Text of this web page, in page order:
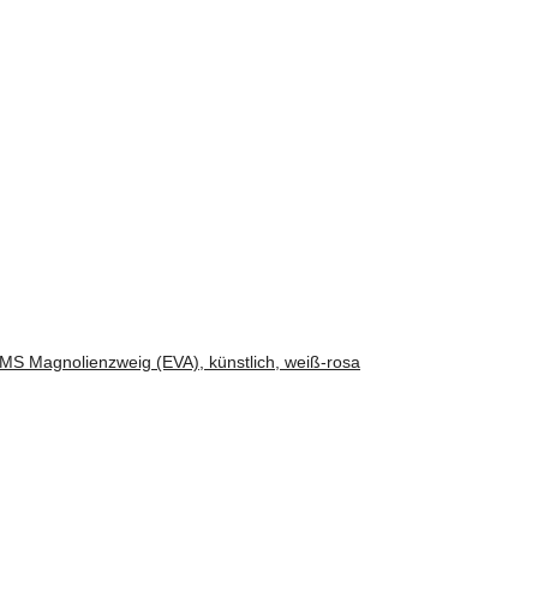
Magnolienzweig (EVA), künstlich, weiß-rosa